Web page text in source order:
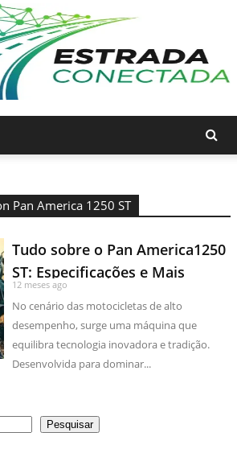
Pan America 1250 ST
Tudo sobre o Pan America1250
ST: Especificações e Mais
12 meses ago
No cenário das motocicletas de alto
desempenho, surge uma máquina que
equilibra tecnologia inovadora e tradição.
Desenvolvida para dominar...
Pesquisar